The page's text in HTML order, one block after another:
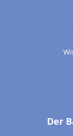
Der